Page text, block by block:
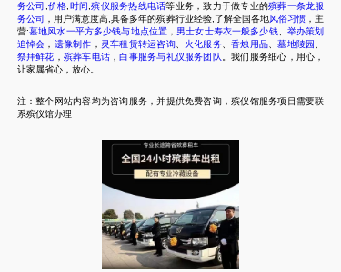
务公司 价格 时间 殡仪服务热线电话等业务，致力于做专业的殡葬一条龙服
务公司
，用户满意度高,具备多年的殡葬行业经验,了解全国各地风俗习惯 ，主
营:墓地风水一平方多少钱与地点位置 ， 男士女士寿衣一般多少钱、 举办策划
追悼会 ， 遗像制作 ， 灵车租赁转运咨询、 火化服务、香烛用品 、墓地陵园
祭拜鲜花 ， 殡葬车电话 ，白事服务与礼仪服务团队
。我们服务细心，用心，
让家属省心，放心。
注：整个网站内容均为咨询服务，并提供免费咨询，殡仪馆服务项目需要联
系殡仪馆办理